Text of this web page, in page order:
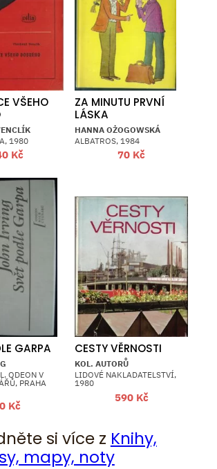
VŠEHO
1980
Kč
ZA MINUTU PRVNÍ
LÁSKA
HANNA OŻOGOWSKÁ
ALBATROS, 1984
70 Kč
GARPA
ODEON V
PRAHA
Kč
CESTY VĚRNOSTI
KOL. AUTORŮ
LIDOVÉ NAKLADATELSTVÍ,
1980
590 Kč
si více z Knihy,
mapy, noty